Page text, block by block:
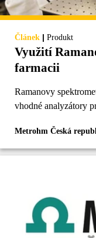
Článek | Produkt
Využití
farmacii
Ramanovy
vhodné analyzátory
Metrohm Česká